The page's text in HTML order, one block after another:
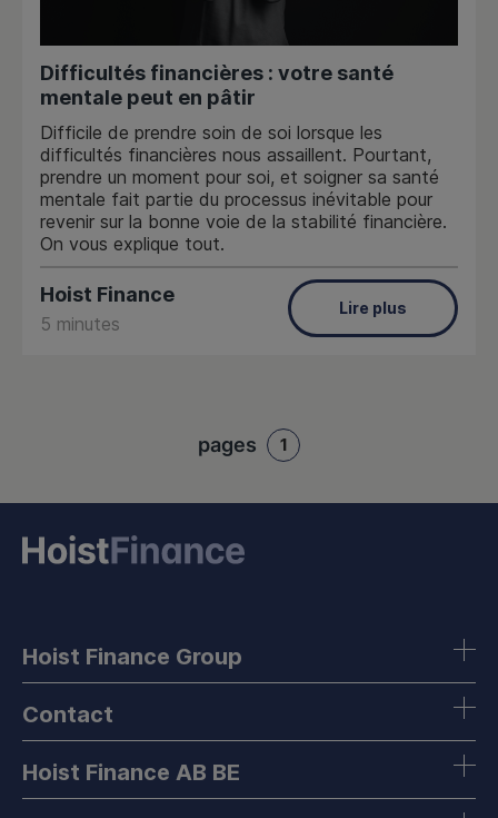
Difficultés financières : votre santé
mentale peut en pâtir
Difficile de prendre soin de soi lorsque les
difficultés financières nous assaillent. Pourtant,
prendre un moment pour soi, et soigner sa santé
mentale fait partie du processus inévitable pour
revenir sur la bonne voie de la stabilité financière.
On vous explique tout.
Hoist Finance
5 minutes
Lire plus
pages 1
Hoist Finance Group
Contact
Hoist Finance AB BE